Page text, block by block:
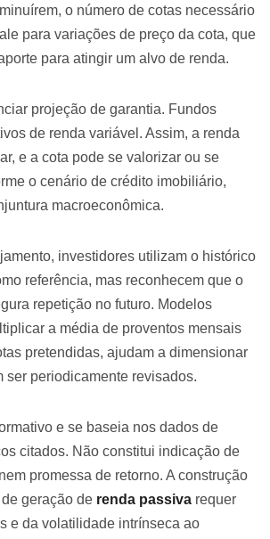
o número de cotas necessário
para variações de preço da cota, que
para atingir um alvo de renda.
projeção de garantia. Fundos
de renda variável. Assim, a renda
e a cota pode se valorizar ou se
o cenário de crédito imobiliário,
macroeconômica.
investidores utilizam o histórico
referência, mas reconhecem que o
repetição no futuro. Modelos
a média de proventos mensais
pretendidas, ajudam a dimensionar
ser periodicamente revisados.
e se baseia nos dados de
citados. Não constitui indicação de
promessa de retorno. A construção
geração de renda passiva requer
e da volatilidade intrínseca ao